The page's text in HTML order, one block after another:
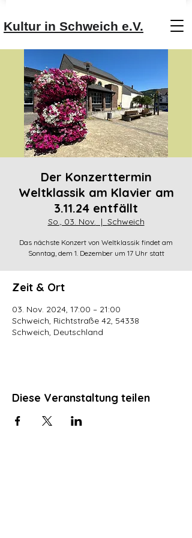
Kultur in Schweich e.V.
Der Konzerttermin
Weltklassik am Klavier am
3.11.24 entfällt
So., 03. Nov.
  |
Schweich
Das nächste Konzert von Weltklassik findet am
Sonntag, dem 1. Dezember um 17 Uhr statt
Zeit & Ort
03. Nov. 2024, 17:00 – 21:00
Schweich, Richtstraße 42, 54338
Schweich, Deutschland
Diese Veranstaltung teilen